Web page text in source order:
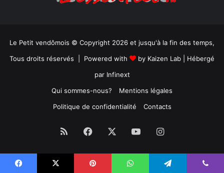
Le Petit vendômois © Copyright 2026 et jusqu'à la fin des temps,
Tous droits réservés | Powered with
by Kaizen Lab | Hébergé
par Infinext
Qui sommes-nous?
Mentions légales
Politique de confidentialité
Contacts
RSS Facebook YouTubeInstagram